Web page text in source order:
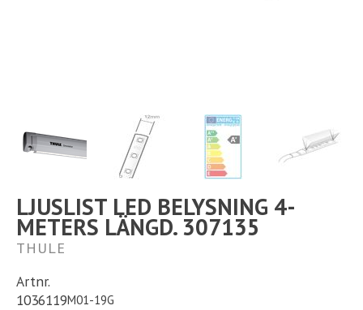
LJUSLIST LED BELYSNING 4-
METERS LÄNGD. 307135
THULE
Artnr.
1036119M01-19G